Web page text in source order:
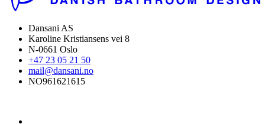
Dansani AS
Karoline Kristiansens vei 8
N-0661 Oslo
+47 23 05 21 50
mail@dansani.no
NO961621615